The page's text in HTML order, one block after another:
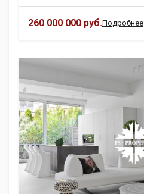
260 000 000 руб.Подробнее